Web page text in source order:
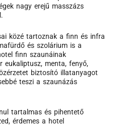
nagy erejű masszázs
közé tartoznak a finn és infra
és szolárium is a
finn szaunáinak
eukaliptusz, menta, fenyő,
biztosító illatanyagot
teszi a szaunázás
tartalmas és pihentető
érdemes a hotel